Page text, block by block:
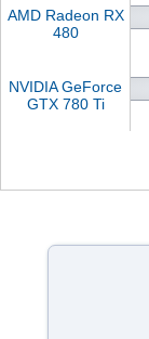
AMD Radeon RX
480
NVIDIA GeForce
GTX 780 Ti